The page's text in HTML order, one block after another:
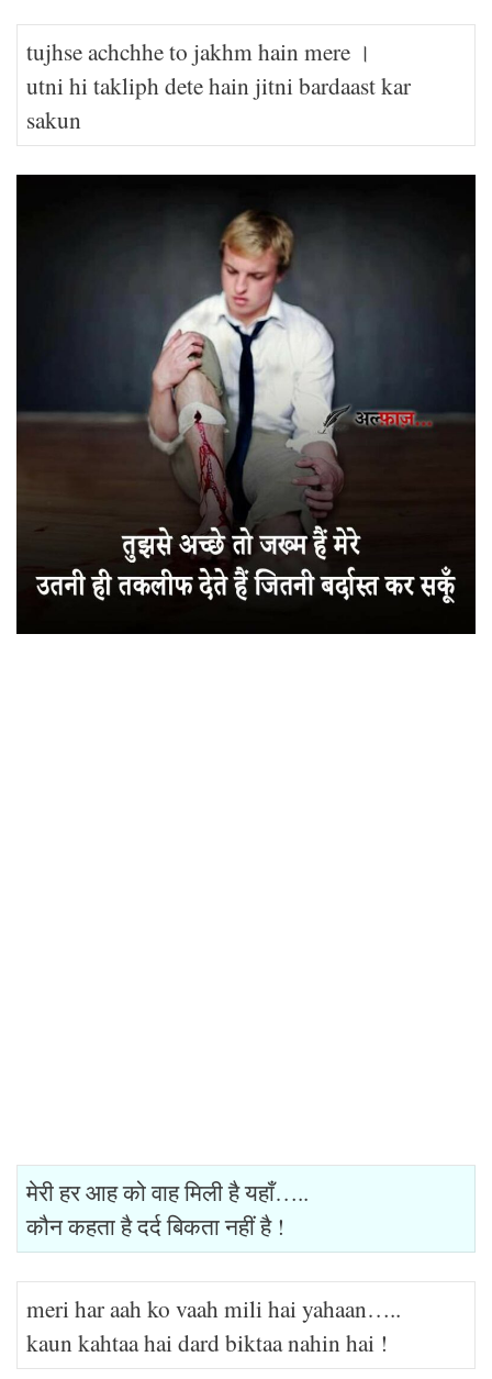
tujhse achchhe to jakhm hain mere ।
utni hi takliph dete hain jitni bardaast kar
sakun
मेरी हर आह को वाह मिली है यहाँ…..
कौन कहता है दर्द बिकता नहीं है !
meri har aah ko vaah mili hai yahaan…..
kaun kahtaa hai dard biktaa nahin hai !